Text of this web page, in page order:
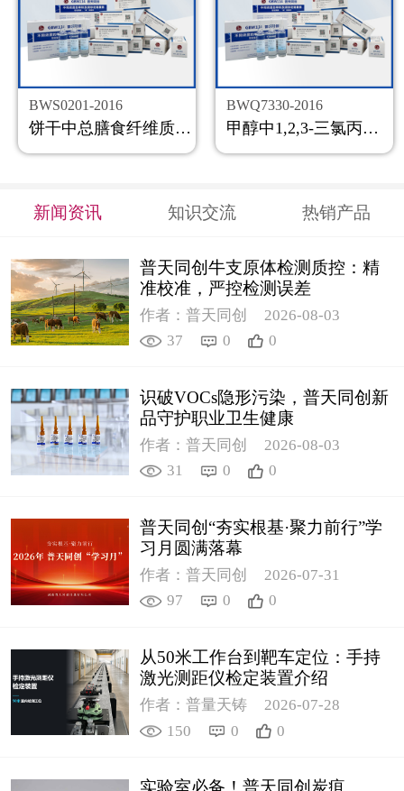
BWS0201-2016
饼干中总膳食纤维质控样品
BWQ7330-2016
甲醇中1,2,3-三氯丙烷溶液标准物质
新闻资讯 知识交流 热销产品
普天同创牛支原体检测质控：精
准校准，严控检测误差
作者：普天同创
2026-08-03
37
0 0
识破VOCs隐形污染，普天同创新
品守护职业卫生健康
作者：普天同创
2026-08-03
31
0 0
普天同创“夯实根基·聚力前行”学
习月圆满落幕
作者：普天同创
2026-07-31
97
0 0
从50米工作台到靶车定位：手持
激光测距仪检定装置介绍
作者：普量天铸
2026-07-28
150
0 0